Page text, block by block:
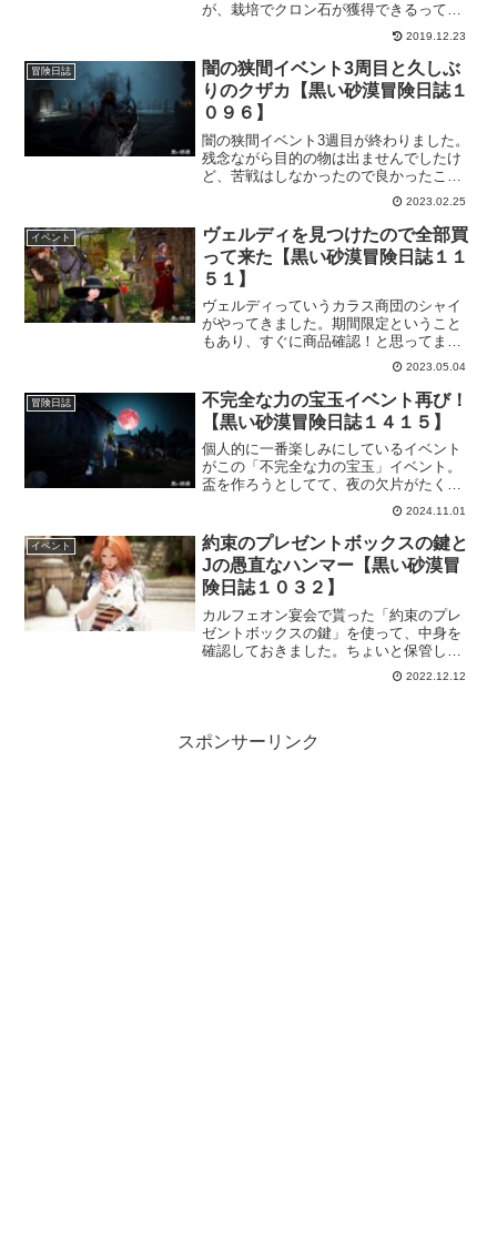
が、栽培でクロン石が獲得できるってめ
2019.12.23
冒険日誌
闇の狭間イベント3周目と久しぶ
りのクザカ【黒い砂漠冒険日誌１
０９６】
闇の狭間イベント3週目が終わりました。
残念ながら目的の物は出ませんでしたけ
ど、苦戦はしなかったので良かったこと
にしましょう。イベント終了前にもう一
回でるといいなー。そして今日は久しぶ
りのクザカにも行ってきました。報酬の
受け取り方が変わってから初めてでし
た。
2023.02.25
イベント
ヴェルディを見つけたので全部買
って来た【黒い砂漠冒険日誌１１
５１】
ヴェルディっていうカラス商団のシャイ
がやってきました。期間限定ということ
もあり、すぐに商品確認！と思ってまし
たけど、定住してくれないようで…。何
度か探した後発見したので、面倒になっ
たので商品を全部買っておきました。
2023.05.04
冒険日誌
不完全な力の宝玉イベント再び！
【黒い砂漠冒険日誌１４１５】
個人的に一番楽しみにしているイベント
がこの「不完全な力の宝玉」イベント。
盃を作ろうとしてて、夜の欠片がたくさ
んいるので助かるんですよねー。いつも
どおり狩りしてもたくさん獲得できる
し、頑張ればもっと獲得できる！なんて
素敵なイベントだろうｗ
2024.11.01
イベント
約束のプレゼントボックスの鍵と
Jの愚直なハンマー【黒い砂漠冒
険日誌１０３２】
カルフェオン宴会で貰った「約束のプレ
ゼントボックスの鍵」を使って、中身を
確認しておきました。ちょいと保管した
方がいいかなーと思って開封はしてませ
ん。そして「Jの愚直なハンマー」も使っ
2022.12.12
スポンサーリンク